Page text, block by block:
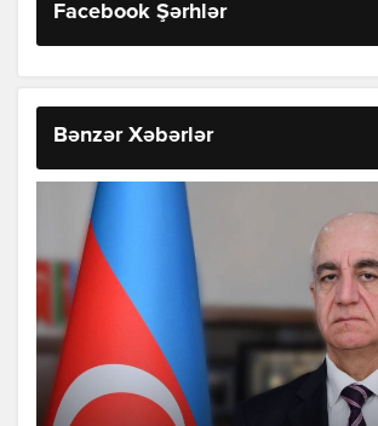
Facebook Şərhlər
Bənzər Xəbərlər